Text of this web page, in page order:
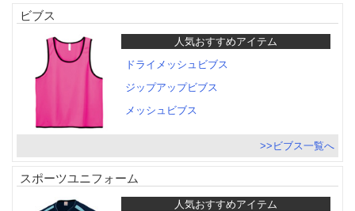
ビブス
人気おすすめアイテム
ドライメッシュビブス
ジップアップビブス
メッシュビブス
>>ビブス一覧へ
スポーツユニフォーム
人気おすすめアイテム